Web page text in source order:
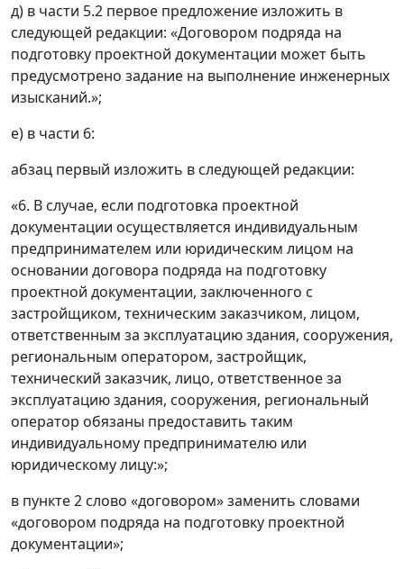
д) в части 5.2 первое предложение изложить в
следующей редакции: «Договором подряда на
подготовку проектной документации может быть
предусмотрено задание на выполнение инженерных
изысканий.»;
е) в части 6:
абзац первый изложить в следующей редакции:
«6. В случае, если подготовка проектной
документации осуществляется индивидуальным
предпринимателем или юридическим лицом на
основании договора подряда на подготовку
проектной документации, заключенного с
застройщиком, техническим заказчиком, лицом,
ответственным за эксплуатацию здания, сооружения,
региональным оператором, застройщик,
технический заказчик, лицо, ответственное за
эксплуатацию здания, сооружения, региональный
оператор обязаны предоставить таким
индивидуальному предпринимателю или
юридическому лицу:»;
в пункте 2 слово «договором» заменить словами
«договором подряда на подготовку проектной
документации»;